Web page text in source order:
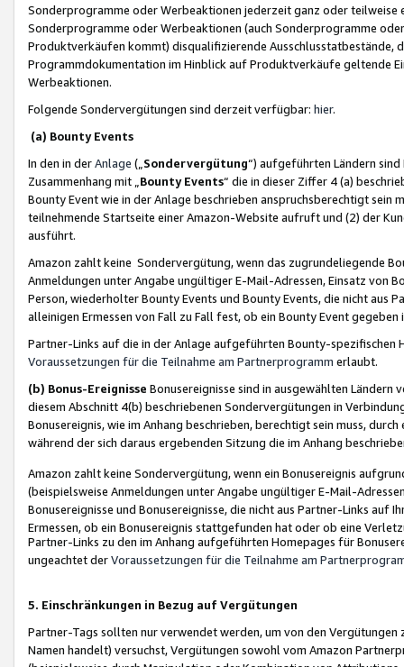
Sonderprogramme oder Werbeaktionen jederzeit ganz oder
Sonderprogramme oder Werbeaktionen (auch Sonderprogramme
Produktverkäufen kommt) disqualifizierende Ausschlusstatbestände,
Programmdokumentation im Hinblick auf Produktverkäufe geltende
Werbeaktionen.
Folgende Sondervergütungen sind derzeit verfügbar: hier.
(a) Bounty Events
In den in derAnlage („ Sondervergütung“) aufgeführten Ländern
Zusammenhang mit „ Bounty Events“ die in dieser Ziffer 4 (a)
Bounty Event wie in der Anlage beschrieben anspruchsberechtigt sein
teilnehmende Startseite einer Amazon-Website aufruft und (2) der
ausführt.
Amazon zahlt keine Sondervergütung, wenn das zugrundeliegende
Anmeldungen unter Angabe ungültiger E-Mail-Adressen, Einsatz von
Person, wiederholter Bounty Events und Bounty Events, die nicht
alleinigen Ermessen von Fall zu Fall fest, ob ein Bounty Event
Partner-Links auf die in der Anlage aufgeführten Bounty-spezifischen
Voraussetzungen für die Teilnahme am Partnerprogramm erlaubt.
(b) Bonus-Ereignisse Bonusereignisse sind in ausgewählten Ländern
diesem Abschnitt 4(b) beschriebenen Sondervergütungen in
Bonusereignis, wie im Anhang beschrieben, berechtigt sein muss,
während der sich daraus ergebenden Sitzung die im Anhang
Amazon zahlt keine Sondervergütung, wenn ein Bonusereignis
(beispielsweise Anmeldungen unter Angabe ungültiger E-Mail-
Bonusereignisse und Bonusereignisse, die nicht aus Partner-Links auf
Ermessen, ob ein Bonusereignis stattgefunden hat oder ob eine
Partner-Links zu den im Anhang aufgeführten Homepages für
ungeachtet derVoraussetzungen für die Teilnahme am
5. Einschränkungen in Bezug auf Vergütungen
Partner-Tags sollten nur verwendet werden, um von den
Namen handelt) versuchst, Vergütungen sowohl vom Amazon